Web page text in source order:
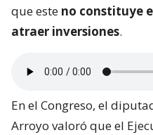
que este no constituye
atraer inversiones.
En el Congreso, el
Arroyo valoró que el